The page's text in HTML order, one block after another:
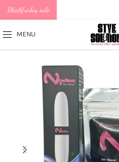
MENU
Blackfriday sale